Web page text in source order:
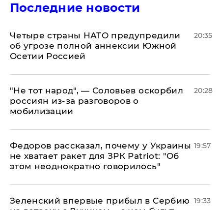
Последние новости
Четыре страны НАТО предупредили
об угрозе полной аннексии Южной
Осетии Россией
20:35
​"Не тот народ", — Соловьев оскорбил
россиян из-за разговоров о
мобилизации
20:28
Федоров рассказал, почему у Украины
не хватает ракет для ЗРК Patriot: "Об
этом неоднократно говорилось"
19:57
Зеленский впервые прибыл в Сербию 19:33